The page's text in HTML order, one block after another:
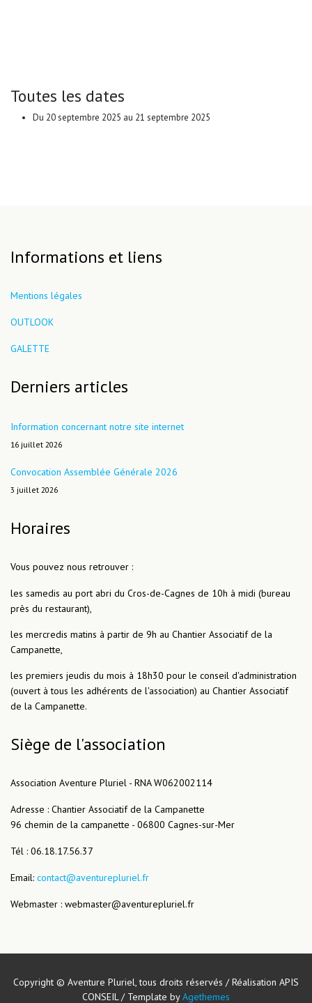
Toutes les dates
Du 20 septembre 2025 au 21 septembre 2025
Informations et liens
Mentions légales
OUTLOOK
GALETTE
Derniers articles
Information concernant notre site internet
16 juillet 2026
Convocation Assemblée Générale 2026
3 juillet 2026
Horaires
Vous pouvez nous retrouver :
les samedis au port abri du Cros-de-Cagnes de 10h à midi (bureau
près du restaurant),
les mercredis matins à partir de 9h au Chantier Associatif de la
Campanette,
les premiers jeudis du mois à 18h30 pour le conseil d'administration
(ouvert à tous les adhérents de l'association) au Chantier Associatif
de la Campanette.
Siège de l'association
Association Aventure Pluriel - RNA W062002114
Adresse : Chantier Associatif de la Campanette
96 chemin de la campanette - 06800 Cagnes-sur-Mer
Tél : 06.18.17.56.37
Email: contact@aventurepluriel.fr
Webmaster : webmaster@aventurepluriel.fr
Copyright © Aventure Pluriel, tous droits réservés / Réalisation APIS
CONSEIL / Template byAgethemes